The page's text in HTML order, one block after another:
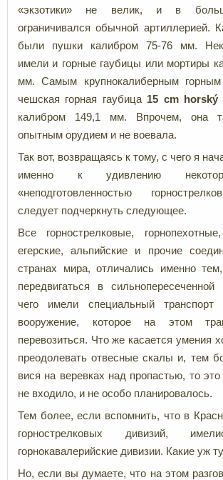
«экзотики» не велик, и в
ограничивался обычной артиллерией.
были пушки калибром 75-76 мм.
имели и горные гаубицы или мортиры
мм. Самым крупнокалиберным
чешская горная гаубица 15 cm horský
калибром 149,1 мм. Впрочем, она
опытным орудием и не воевала.
Так вот, возвращаясь к тому, с чего я
именно к удивлению
«неподготовленностью
следует подчеркнуть следующее.
Все горнострелковые, горнопехотные,
егерские, альпийские и прочие
странах мира, отличались именно
передвигаться в
чего имели специальный транспорт
вооружение, которое на этом
перевозиться. Что же касается умения
преодолевать отвесные скалы и, тем
вися на веревках над пропастью, то это
не входило, и не особо планировалось.
Тем более, если вспомнить, что в
горнострелковых дивизий,
горнокавалерийские дивизии. Какие уж
Но, если вы думаете, что на этом